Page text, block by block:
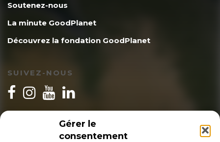
Gérer le
consentement
Soutenez-nous
La minute GoodPlanet
Découvrez la fondation GoodPlanet
SUIVEZ-NOUS
INSCRIPTION NEWSLETTER